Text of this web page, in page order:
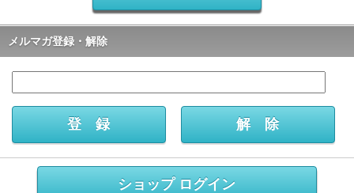
メルマガ登録・解除
ショップ ログイン